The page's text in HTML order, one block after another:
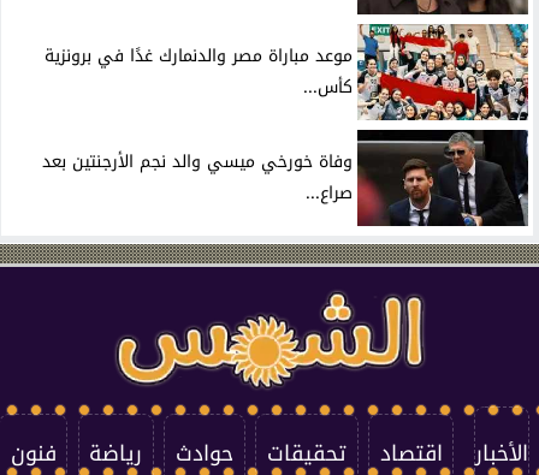
موعد مباراة مصر والدنمارك غدًا في برونزية
كأس...
وفاة خورخي ميسي والد نجم الأرجنتين بعد
صراع...
الأخبار اقتصاد تحقيقات حوادث رياضة فنون